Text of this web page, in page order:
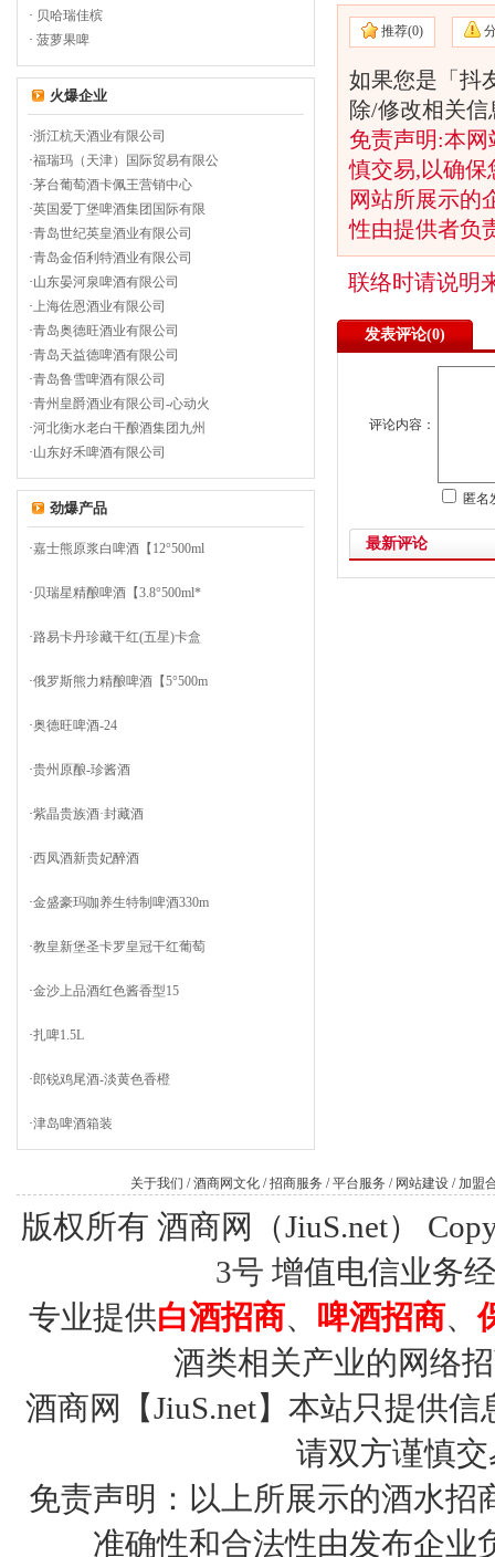
· 贝哈瑞佳槟
· 菠萝果啤
火爆企业
·浙江杭天酒业有限公司
·福瑞玛（天津）国际贸易有限公
·茅台葡萄酒卡佩王营销中心
·英国爱丁堡啤酒集团国际有限
·青岛世纪英皇酒业有限公司
·青岛金佰利特酒业有限公司
·山东晏河泉啤酒有限公司
·上海佐恩酒业有限公司
·青岛奥德旺酒业有限公司
·青岛天益德啤酒有限公司
·青岛鲁雪啤酒有限公司
·青州皇爵酒业有限公司-心动火
·河北衡水老白干酿酒集团九州
·山东好禾啤酒有限公司
劲爆产品
·嘉士熊原浆白啤酒【12°500ml
· 贝瑞星精酿啤酒【3.8°500ml*
·路易卡丹珍藏干红(五星)卡盒
·俄罗斯熊力精酿啤酒【5°500m
·奥德旺啤酒-24
·贵州原酿-珍酱酒
·紫晶贵族酒·封藏酒
·西凤酒新贵妃醉酒
·金盛豪玛咖养生特制啤酒330m
·教皇新堡圣卡罗皇冠干红葡萄
·金沙上品酒红色酱香型15
·扎啤1.5L
·郎锐鸡尾酒-淡黄色香橙
·津岛啤酒箱装
推荐(0)
如果您是「抖
除/修改相关
免责声明:本
慎交易,以确
网站所展示的
性由提供者负
联络时请说明
发表评论(0)
评论内容：
匿
最新评论
关于我们 /酒商网文化 /招商服务 /平台服务 / 网站建设 /加盟
版权所有 酒商网（JiuS.net）
3号 增值电信业务
专业提供白酒招商、 啤酒招商、
酒类相关产业的网络
酒商网【JiuS.net】本站只提供
请双方谨慎
免责声明：以上所展示的酒水
准确性和合法性由发布企业